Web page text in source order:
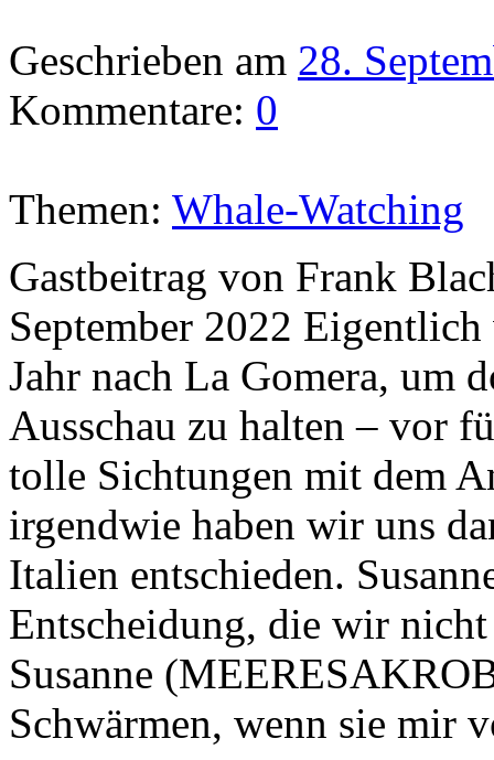
Geschrieben am 28.
Kommentare: 0
Themen: Whale-Watching
Gastbeitrag von Frank
September 2022
Jahr nach La Gomera, um
Ausschau zu halten – vor
tolle Sichtungen mit dem
irgendwie haben wir uns
Italien entschieden.
Entscheidung, die wir
Susanne
Schwärmen, wenn sie mir